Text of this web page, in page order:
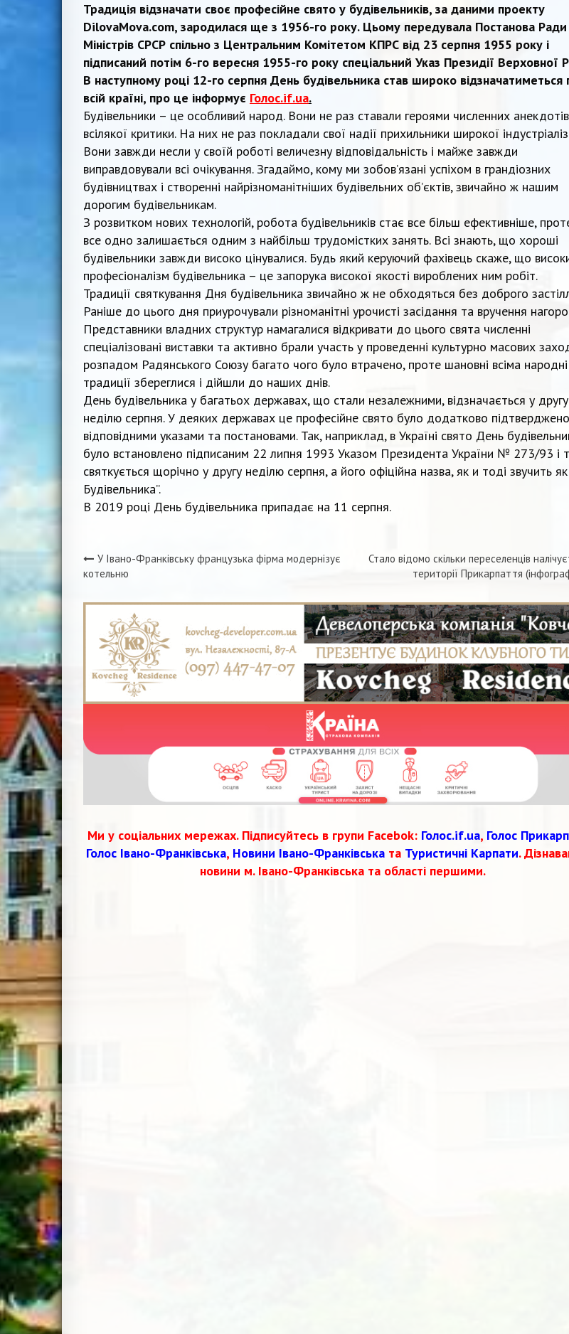
Традиція відзначати своє професійне свято у будівельників, за даними проекту
DilovaMova.com, зародилася ще з 1956-го року. Цьому передувала Постанова Ради
Міністрів СРСР спільно з Центральним Комітетом КПРС від 23 серпня 1955 року і
підписаний потім 6-го вересня 1955-го року спеціальний Указ Президії Верховної
В наступному році 12-го серпня День будівельника став широко відзначатиметься
всій країні, про це інформує Голос.if.ua.
Будівельники – це особливий народ. Вони не раз ставали героями численних анекдотів
всілякої критики. На них не раз покладали свої надії прихильники широкої
Вони завжди несли у своїй роботі величезну відповідальність і майже завжди
виправдовували всі очікування. Згадаймо, кому ми зобов’язані успіхом в грандіозних
будівництвах і створенні найрізноманітніших будівельних об’єктів, звичайно ж нашим
дорогим будівельникам.
З розвитком нових технологій, робота будівельників стає все більш ефективніше,
все одно залишається одним з найбільш трудомістких занять. Всі знають, що хороші
будівельники завжди високо цінувалися. Будь який керуючий фахівець скаже, що
професіоналізм будівельника – це запорука високої якості вироблених ним робіт.
Традиції святкування Дня будівельника звичайно ж не обходяться без доброго
Раніше до цього дня приурочували різноманітні урочисті засідання та вручення
Представники владних структур намагалися відкривати до цього свята численні
спеціалізовані виставки та активно брали участь у проведенні культурно масових
розпадом Радянського Союзу багато чого було втрачено, проте шановні всіма народні
традиції збереглися і дійшли до наших днів.
День будівельника у багатьох державах, що стали незалежними, відзначається у другу
неділю серпня. У деяких державах це професійне свято було додатково підтверджено
відповідними указами та постановами. Так, наприклад, в Україні свято День
було встановлено підписаним 22 липня 1993 Указом Президента України № 273/93 і
святкується щорічно у другу неділю серпня, а його офіційна назва, як и тоді звучить
Будівельника”.
В 2019 році День будівельника припадає на 11 серпня.
Навігація
записів
У Івано-Франківську французька фірма модернізує
котельню
Стало відомо скільки переселенців
території Прикарпаття
Ми у соціальних мережах. Підписуйтесь в групи Facebok: Голос.if.ua, Голос
Голос Івано-Франківська, Новини Івано-Франківськата Туристичні Карпати.
новини м. Івано-Франківська та області першими.